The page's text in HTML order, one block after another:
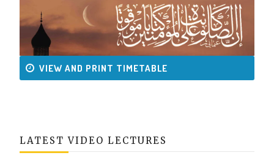
VIEW AND PRINT TIMETABLE
LATEST VIDEO LECTURES